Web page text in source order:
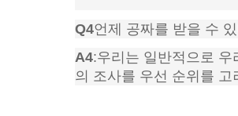
Q4언제 공짜를 받을 수
A4:우리는 일반적으로
의 조사를 우선 순위를